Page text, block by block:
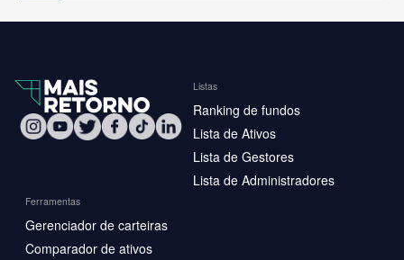
Listas
Ranking de fundos
Lista de Ativos
Lista de Gestores
Lista de Administradores
Ferramentas
Gerenciador de carteiras
Comparador de ativos